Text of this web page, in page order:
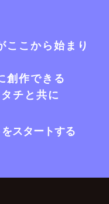
ここから始まり
創作できる
チと共に
スタートする